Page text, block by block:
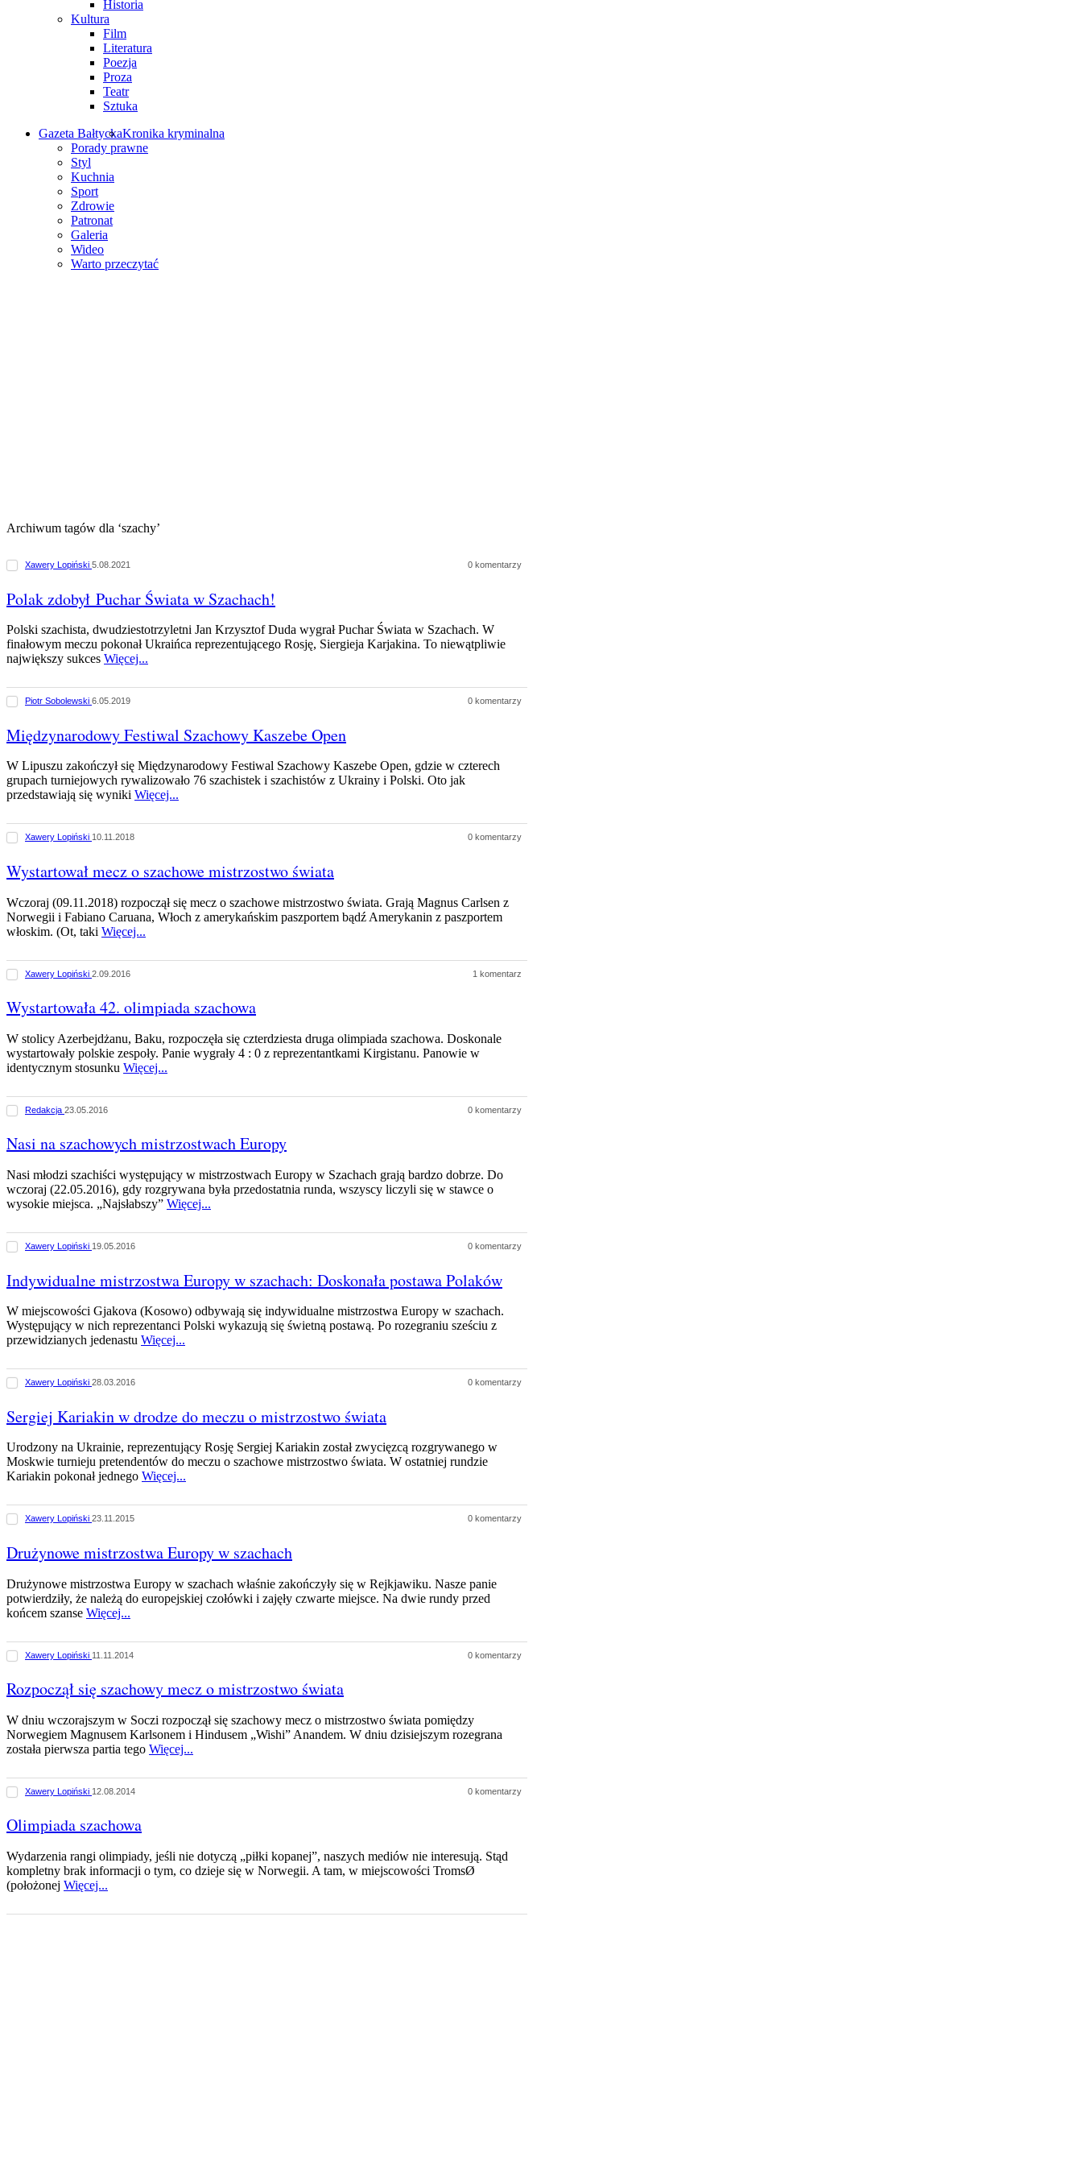
Historia
Kultura
Film
Literatura
Poezja
Proza
Teatr
Sztuka
Gazeta BałtyckaKronika kryminalna
Porady prawne
Styl
Kuchnia
Sport
Zdrowie
Patronat
Galeria
Wideo
Warto przeczytać
Archiwum tagów dla ‘szachy’
Xawery Lopiński 5.08.2021 0 komentarzy
Polak zdobył Puchar Świata w Szachach!
Polski szachista, dwudziestotrzyletni Jan Krzysztof Duda wygrał Puchar Świata w Szachach. W
finałowym meczu pokonał Ukraińca reprezentującego Rosję, Siergieja Karjakina. To niewątpliwie
największy sukces Więcej...
Piotr Sobolewski 6.05.2019 0 komentarzy
Międzynarodowy Festiwal Szachowy Kaszebe Open
W Lipuszu zakończył się Międzynarodowy Festiwal Szachowy Kaszebe Open, gdzie w czterech
grupach turniejowych rywalizowało 76 szachistek i szachistów z Ukrainy i Polski. Oto jak
przedstawiają się wyniki Więcej...
Xawery Lopiński 10.11.2018 0 komentarzy
Wystartował mecz o szachowe mistrzostwo świata
Wczoraj (09.11.2018) rozpoczął się mecz o szachowe mistrzostwo świata. Grają Magnus Carlsen z
Norwegii i Fabiano Caruana, Włoch z amerykańskim paszportem bądź Amerykanin z paszportem
włoskim. (Ot, taki Więcej...
Xawery Lopiński 2.09.2016 1 komentarz
Wystartowała 42. olimpiada szachowa
W stolicy Azerbejdżanu, Baku, rozpoczęła się czterdziesta druga olimpiada szachowa. Doskonale
wystartowały polskie zespoły. Panie wygrały 4 : 0 z reprezentantkami Kirgistanu. Panowie w
identycznym stosunku Więcej...
Redakcja 23.05.2016 0 komentarzy
Nasi na szachowych mistrzostwach Europy
Nasi młodzi szachiści występujący w mistrzostwach Europy w Szachach grają bardzo dobrze. Do
wczoraj (22.05.2016), gdy rozgrywana była przedostatnia runda, wszyscy liczyli się w stawce o
wysokie miejsca. „Najsłabszy” Więcej...
Xawery Lopiński 19.05.2016 0 komentarzy
Indywidualne mistrzostwa Europy w szachach: Doskonała postawa Polaków
W miejscowości Gjakova (Kosowo) odbywają się indywidualne mistrzostwa Europy w szachach.
Występujący w nich reprezentanci Polski wykazują się świetną postawą. Po rozegraniu sześciu z
przewidzianych jedenastu Więcej...
Xawery Lopiński 28.03.2016 0 komentarzy
Sergiej Kariakin w drodze do meczu o mistrzostwo świata
Urodzony na Ukrainie, reprezentujący Rosję Sergiej Kariakin został zwycięzcą rozgrywanego w
Moskwie turnieju pretendentów do meczu o szachowe mistrzostwo świata. W ostatniej rundzie
Kariakin pokonał jednego Więcej...
Xawery Lopiński 23.11.2015 0 komentarzy
Drużynowe mistrzostwa Europy w szachach
Drużynowe mistrzostwa Europy w szachach właśnie zakończyły się w Rejkjawiku. Nasze panie
potwierdziły, że należą do europejskiej czołówki i zajęły czwarte miejsce. Na dwie rundy przed
końcem szanse Więcej...
Xawery Lopiński 11.11.2014 0 komentarzy
Rozpoczął się szachowy mecz o mistrzostwo świata
W dniu wczorajszym w Soczi rozpoczął się szachowy mecz o mistrzostwo świata pomiędzy
Norwegiem Magnusem Karlsonem i Hindusem „Wishi” Anandem. W dniu dzisiejszym rozegrana
została pierwsza partia tego Więcej...
Xawery Lopiński 12.08.2014 0 komentarzy
Olimpiada szachowa
Wydarzenia rangi olimpiady, jeśli nie dotyczą „piłki kopanej”, naszych mediów nie interesują. Stąd
kompletny brak informacji o tym, co dzieje się w Norwegii. A tam, w miejscowości TromsØ
(położonej Więcej...